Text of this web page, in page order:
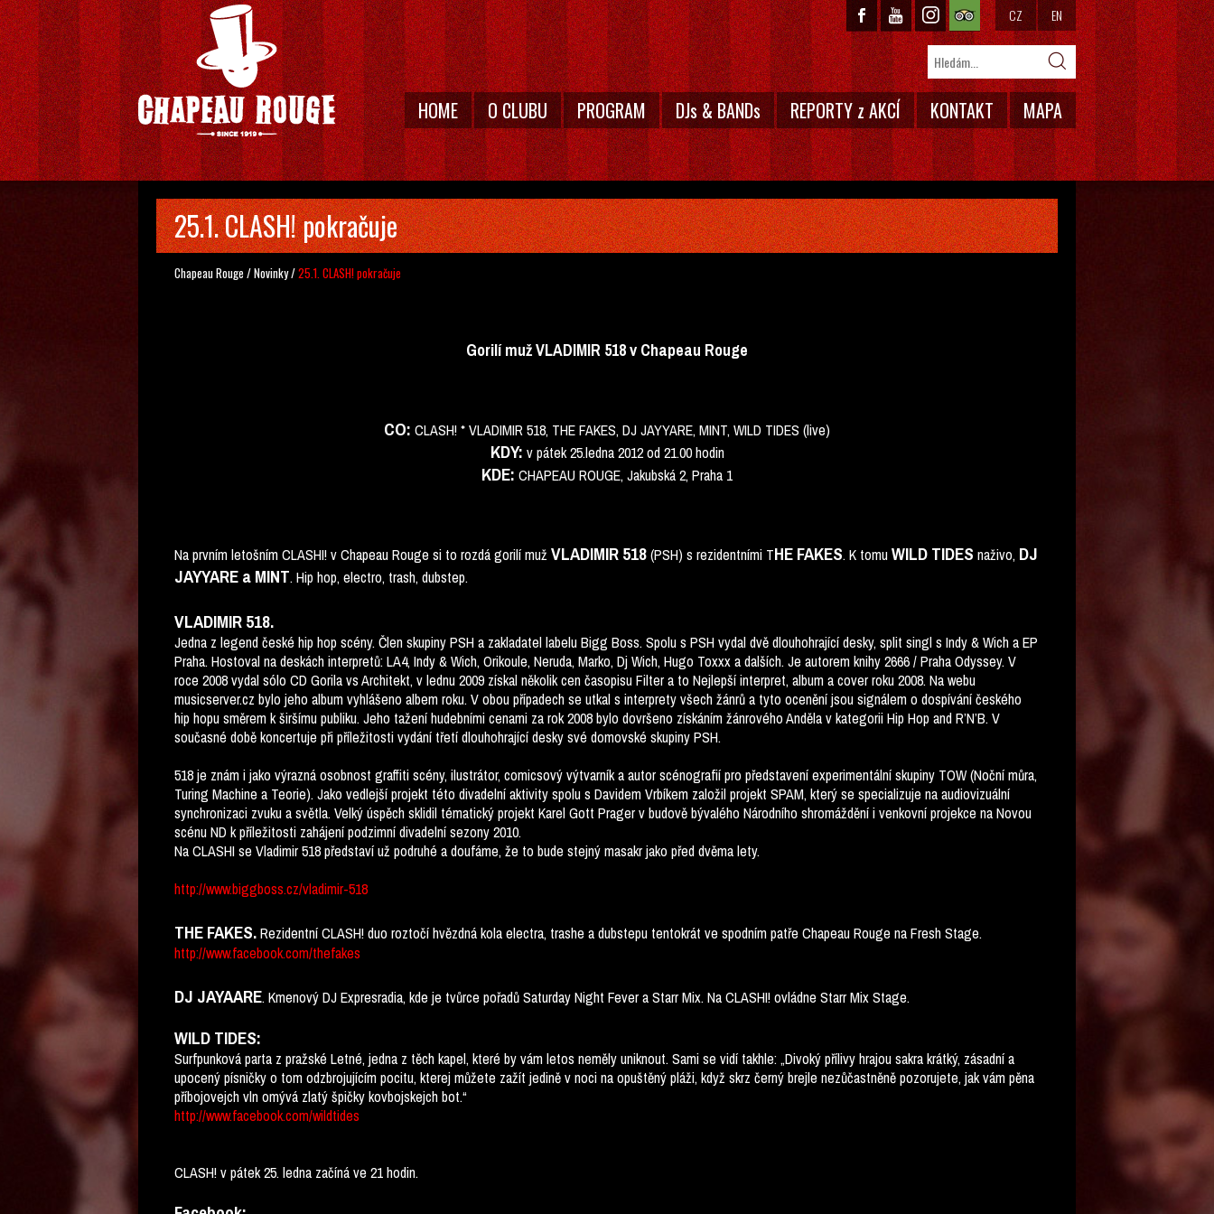
HOME O CLUBU PROGRAM DJs & BANDs REPORTY z AKCÍ KONTAKT MAPA
CZ EN
25.1. CLASH! pokračuje
Chapeau Rouge /Novinky/25.1. CLASH! pokračuje
Gorilí muž VLADIMIR 518 v Chapeau Rouge
CO: CLASH! * VLADIMIR 518, THE FAKES, DJ JAYYARE, MINT, WILD TIDES (live)
KDY: v pátek 25.ledna 2012 od 21.00 hodin
KDE: CHAPEAU ROUGE, Jakubská 2, Praha 1
Na prvním letošním CLASHI! v Chapeau Rouge si to rozdá gorilí mužVLADIMIR 518(PSH) s rezidentními THE FAKES. K tomuWILD TIDES naživo, DJ
JAYYARE a MINT. Hip hop, electro, trash, dubstep.
VLADIMIR 518.
Jedna z legend české hip hop scény. Člen skupiny PSH a zakladatel labelu Bigg Boss. Spolu s PSH vydal dvě dlouhohrající desky, split singl s Indy & Wich a EP
Praha. Hostoval na deskách interpretů: LA4, Indy & Wich, Orikoule, Neruda, Marko, Dj Wich, Hugo Toxxx a dalších. Je autorem knihy 2666 / Praha Odyssey. V
roce 2008 vydal sólo CD Gorila vs Architekt, v lednu 2009 získal několik cen časopisu Filter a to Nejlepší interpret, album a cover roku 2008. Na webu
musicserver.cz bylo jeho album vyhlášeno albem roku. V obou případech se utkal s interprety všech žánrů a tyto ocenění jsou signálem o dospívání českého
hip hopu směrem k širšímu publiku. Jeho tažení hudebními cenami za rok 2008 bylo dovršeno získáním žánrového Anděla v kategorii Hip Hop and R’N’B. V
současné době koncertuje při příležitosti vydání třetí dlouhohrající desky své domovské skupiny PSH.
518 je znám i jako výrazná osobnost graffiti scény, ilustrátor, comicsový výtvarník a autor scénografií pro představení experimentální skupiny TOW (Noční můra,
Turing Machine a Teorie). Jako vedlejší projekt této divadelní aktivity spolu s Davidem Vrbíkem založil projekt SPAM, který se specializuje na audiovizuální
synchronizaci zvuku a světla. Velký úspěch sklidil tématický projekt Karel Gott Prager v budově bývalého Národního shromáždění i venkovní projekce na Novou
scénu ND k příležitosti zahájení podzimní divadelní sezony 2010.
Na CLASHI se Vladimir 518 představí už podruhé a doufáme, že to bude stejný masakr jako před dvěma lety.
http://www.biggboss.cz/vladimir-518
THE FAKES.Rezidentní CLASH! duo roztočí hvězdná kola electra, trashe a dubstepu tentokrát ve spodním patře Chapeau Rouge na Fresh Stage.
http://www.facebook.com/thefakes
DJ JAYAARE. Kmenový DJ Expresradia, kde je tvůrce pořadů Saturday Night Fever a Starr Mix. Na CLASHI! ovládne Starr Mix Stage.
WILD TIDES:
Surfpunková parta z pražské Letné, jedna z těch kapel, které by vám letos neměly uniknout. Sami se vidí takhle: „Divoký přílivy hrajou sakra krátký, zásadní a
upocený písničky o tom odzbrojujícím pocitu, kterej můžete zažít jedině v noci na opuštěný pláži, když skrz černý brejle nezůčastněně pozorujete, jak vám pěna
příbojovejch vln omývá zlatý špičky kovbojskejch bot.“
http://www.facebook.com/wildtides
CLASH! v pátek 25. ledna začíná ve 21 hodin.